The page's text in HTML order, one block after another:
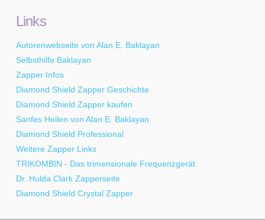
Links
Autorenwebseite von Alan E. Baklayan
Selbsthilfe Baklayan
Zapper Infos
Diamond Shield Zapper Geschichte
Diamond Shield Zapper kaufen
Sanfes Heilen von Alan E. Baklayan
Diamond Shield Professional
Weitere Zapper Links
TRIKOMBIN - Das trimensionale Frequenzgerät
Dr. Hulda Clark Zapperseite
Diamond Shield Crystal Zapper